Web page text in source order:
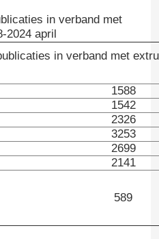
Uitdrijvingslijn
in verband met
2024 april
in verband met
1588
1542
2326
3253
2699
2141
589